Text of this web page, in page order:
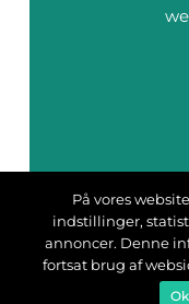
På vores
indstillinger,
annoncer. Denne
fortsat brug af
Ok